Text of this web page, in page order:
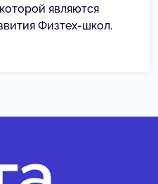
являются
Физтех-школ.